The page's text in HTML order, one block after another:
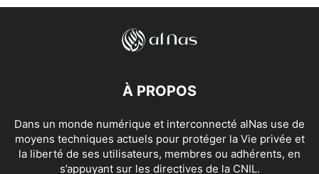
À PROPOS
Dans un monde numérique et interconnecté alNas use de
moyens techniques actuels pour protéger la Vie privée et
la liberté de ses utilisateurs, membres ou adhérents, en
s’appuyant sur les directives de la CNIL.